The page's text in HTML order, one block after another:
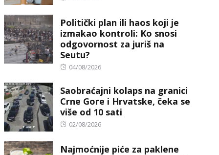
Politički plan ili haos koji je
izmakao kontroli: Ko snosi
odgovornost za juriš na
Seutu?
Posted
04/08/2026
Saobraćajni kolaps na granici
Crne Gore i Hrvatske, čeka se
više od 10 sati
Posted
02/08/2026
Najmoćnije piće za paklene